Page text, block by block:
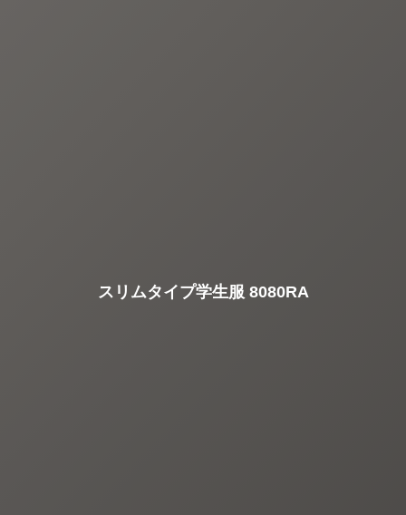
スリムタイプ学生服 8080RA